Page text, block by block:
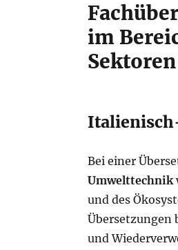
im
Sektoren
Bei einer
Umwelttechnik
und des
Übersetzungen
und